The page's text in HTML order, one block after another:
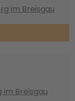
im Breisgau
im Breisgau